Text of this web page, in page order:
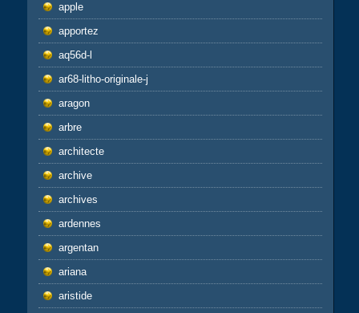
apple
apportez
aq56d-l
ar68-litho-originale-j
aragon
arbre
architecte
archive
archives
ardennes
argentan
ariana
aristide